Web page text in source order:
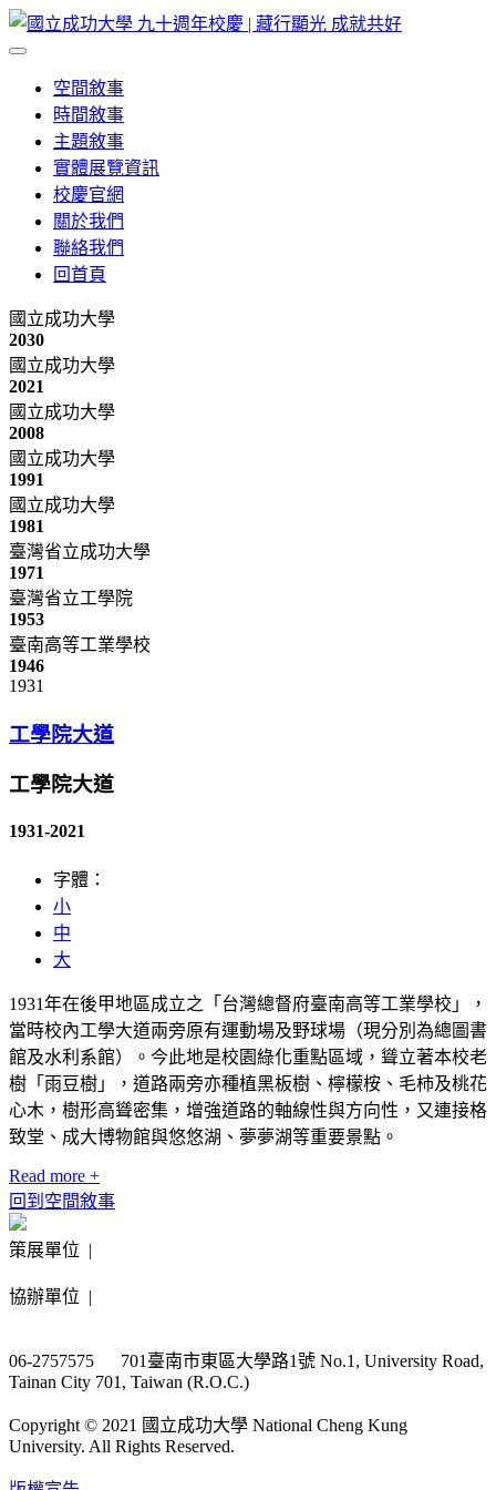
空間敘事
時間敘事
主題敘事
實體展覽資訊
校慶官網
關於我們
聯絡我們
回首頁
國立成功大學
2030
國立成功大學
2021
國立成功大學
2008
國立成功大學
1991
國立成功大學
1981
臺灣省立成功大學
1971
臺灣省立工學院
1953
臺南高等工業學校
1946
1931
工學院大道
工學院大道
1931-2021
字體：
小
中
大
1931年在後甲地區成立之「台灣總督府臺南高等工業學校」，
當時校內工學大道兩旁原有運動場及野球場（現分別為總圖書
館及水利系館）。今此地是校園綠化重點區域，聳立著本校老
樹「雨豆樹」，道路兩旁亦種植黑板樹、檸檬桉、毛柿及桃花
心木，樹形高聳密集，增強道路的軸線性與方向性，又連接格
致堂、成大博物館與悠悠湖、夢夢湖等重要景點。
Read more +
回到空間敘事
策展單位 |
協辦單位 |
06-2757575 701臺南市東區大學路1號 No.1, University Road,
Tainan City 701, Taiwan (R.O.C.)
Copyright © 2021 國立成功大學 National Cheng Kung
University. All Rights Reserved.